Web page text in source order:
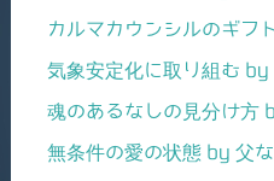
カルマカウンシルのギフ
気象安定化に取り組む by
魂のあるなしの見分け方
無条件の愛の状態 by 父